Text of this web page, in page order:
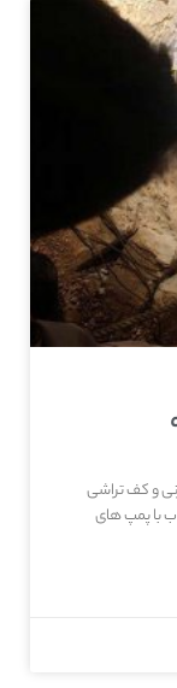
و کف تراشی
با پمپ های